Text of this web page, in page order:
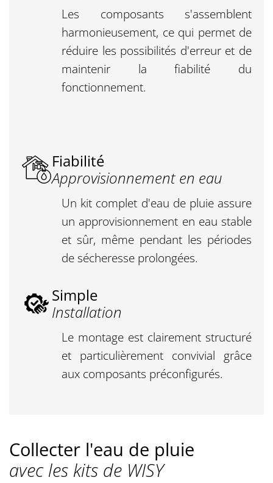
Les composants s'assemblent
harmonieusement, ce qui permet de
réduire les possibilités d'erreur et de
maintenir la fiabilité du
fonctionnement.
Fiabilité
Approvisionnement en eau
Un kit complet d'eau de pluie assure
un approvisionnement en eau stable
et sûr, même pendant les périodes
de sécheresse prolongées.
Simple
Installation
Le montage est clairement structuré
et particulièrement convivial grâce
aux composants préconfigurés.
Collecter l'eau de pluie
avec les kits de WISY